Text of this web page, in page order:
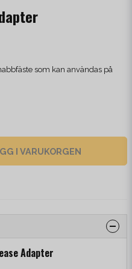
som kan användas på
I VARUKORGEN
Adapter